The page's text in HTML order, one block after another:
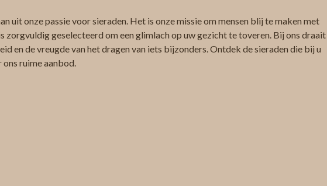
uit onze passie voor sieraden. Het is onze missie om mensen blij te maken met
zorgvuldig geselecteerd om een glimlach op uw gezicht te toveren. Bij ons draait
en de vreugde van het dragen van iets bijzonders. Ontdek de sieraden die bij u
ons ruime aanbod.